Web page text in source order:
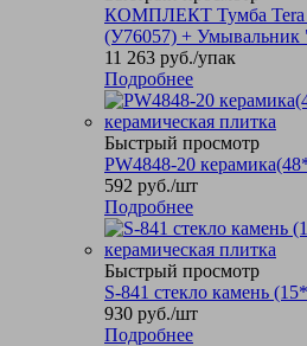
КОМПЛЕКТ Тумба Tera
(У76057) +
11 263 руб./упак
Подробнее
Быстрый просмотр
PW4848-20
592 руб./шт
Подробнее
Быстрый просмотр
S-841 стекло камень
930 руб./шт
Подробнее